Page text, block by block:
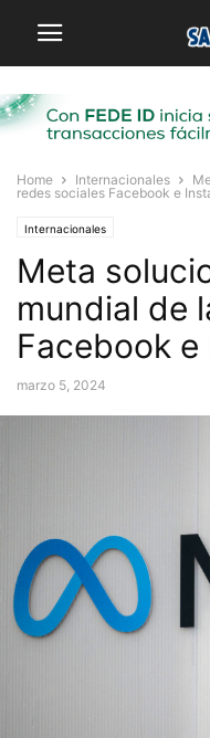
Home Internacionales
redes sociales Facebook e
Internacionales
Meta
mundial de
Facebook
marzo 5, 2024